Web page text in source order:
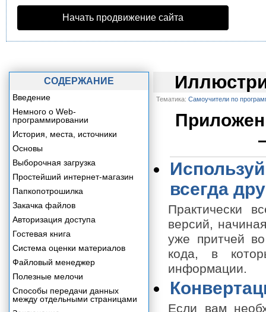
Начать продвижение сайта
Тематика: Самоучители по
всегда
Практически
версий,
уже притчей
кода, в
информации.
Если вам
СОДЕРЖАНИЕ
Введение
Немного о Web-
программировании
История, места, источники
Основы
Выборочная загрузка
Простейший интернет-магазин
Папкопотрошилка
Закачка файлов
Авторизация доступа
Гостевая книга
Система оценки материалов
Файловый менеджер
Полезные мелочи
Способы передачи данных
между отдельными страницами